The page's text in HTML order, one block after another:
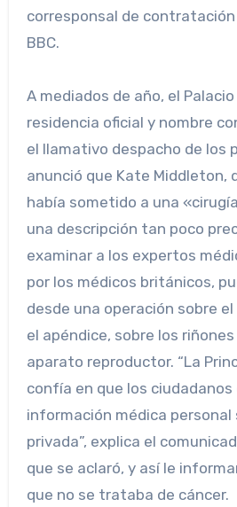
corresponsal de
BBC.
A mediados de año, el
residencia oficial y nombre
el llamativo despacho de los
anunció que Kate Middleton,
había sometido a una
una descripción tan poco
examinar a los expertos
por los médicos británicos,
desde una operación sobre
el apéndice, sobre los
aparato reproductor. “La
confía en que los
información médica personal
privada”, explica el
que se aclaró, y así le
que no se trataba de cáncer.